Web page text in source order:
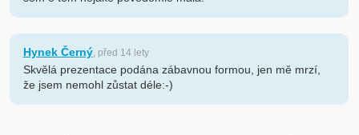
Hynek Černý, před 14 lety
Skvělá prezentace podána zábavnou formou, jen mě mrzí,
že jsem nemohl zůstat déle:-)